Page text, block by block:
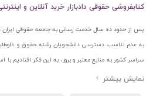
کتابفروشی حقوقی دادبازار خرید آنلاین و
پس از حدود ده سال خدمت رسانی به جامعه حقوقی ایران در
به عدم تناسب دسترسی دانشجویان رشته حقوق و
سراسر کشور به منابع معتبر و بروز، به این فکر افتادیم
ای اختبار خدمتی جدید به جامعه حقوقی ایران ارائه کنیم.